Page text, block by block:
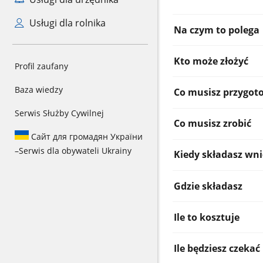
Usługi dla rolnika
Profil zaufany
Baza wiedzy
Serwis Służby Cywilnej
Сайт для громадян України
–Serwis dla obywateli Ukrainy
Na czym to polega
Kto może złożyć
Co musisz
Co musisz zrobić
Kiedy składasz
Gdzie składasz
Ile to kosztuje
Ile będziesz czekać